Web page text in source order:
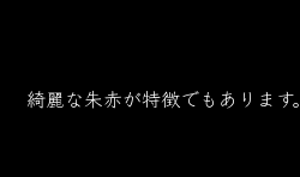
綺麗な朱赤が特徴でもあります。